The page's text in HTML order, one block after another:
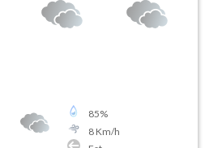
85%
8Km/h